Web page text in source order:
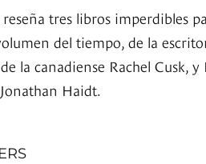
reseña tres libros imperdibles
del tiempo, de la
la canadiense Rachel Cusk,
Haidt.